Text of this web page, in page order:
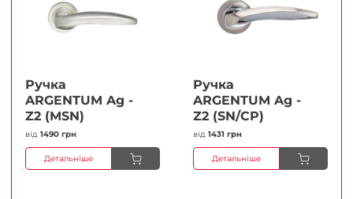
Ручка
ARGENTUM Ag -
Z2 (MSN)
від 1490 грн
Детальніше
Ручка
ARGENTUM Ag -
Z2 (SN/CP)
від 1431 грн
Детальніше